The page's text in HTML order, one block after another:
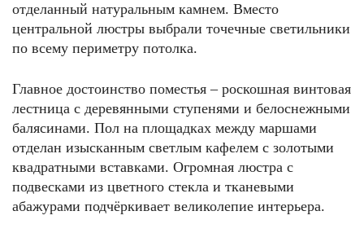
отделанный натуральным камнем. Вместо
центральной люстры выбрали точечные светильники
по всему периметру потолка.
Главное достоинство поместья – роскошная винтовая
лестница с деревянными ступенями и белоснежными
балясинами. Пол на площадках между маршами
отделан изысканным светлым кафелем с золотыми
квадратными вставками. Огромная люстра с
подвесками из цветного стекла и тканевыми
абажурами подчёркивает великолепие интерьера.